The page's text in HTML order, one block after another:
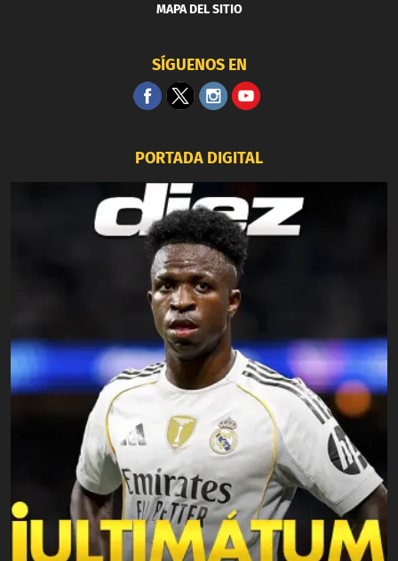
MAPA DEL SITIO
SÍGUENOS EN
PORTADA DIGITAL